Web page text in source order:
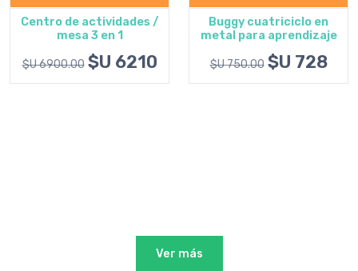
Centro de actividades /
mesa 3 en 1
$U 6900.00 $U 6210
Buggy cuatriciclo en
metal para aprendizaje
$U 750.00 $U 728
Ver más